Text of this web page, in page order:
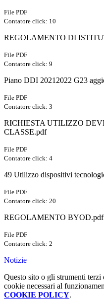
File PDF
Contatore click: 10
REGOLAMENTO DI
File PDF
Contatore click: 9
Piano DDI 20212022 G23
File PDF
Contatore click: 3
RICHIESTA UTILIZZO
CLASSE.pdf
File PDF
Contatore click: 4
49 Utilizzo dispositivi
File PDF
Contatore click: 20
REGOLAMENTO BYOD.pdf
File PDF
Contatore click: 2
Notizie
Questo sito o gli strumenti
cookie necessari al
COOKIE POLICY.